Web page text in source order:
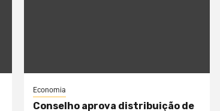
Economia
Conselho aprova distribuição de